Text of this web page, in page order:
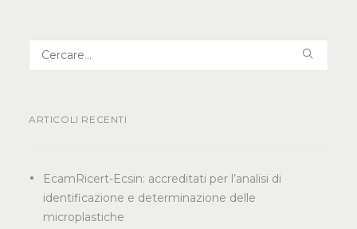
ARTICOLI RECENTI
EcamRicert-Ecsin: accreditati per l’analisi di
identificazione e determinazione delle
microplastiche